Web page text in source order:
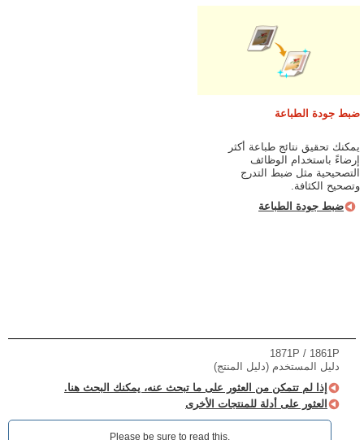
ضبط جودة الطباعة
يمكنك تحقيق نتائج طباعة أكثر
إرضاءً باستخدام الوظائف
التصحيحية مثل ضبط التدرج
وتصحيح الكثافة.
ضبط جودة الطباعة
1871P / 1861P
دليل المستخدم (دليل المنتج)
إذا لم تتمكن من العثور على ما تبحث عنه، يمكنك البحث هنا.
العثور على أدلة للمنتجات الأخرى
Please be sure to read this.‎